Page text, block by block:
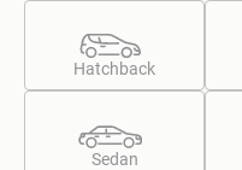
Hatchback
Sedan